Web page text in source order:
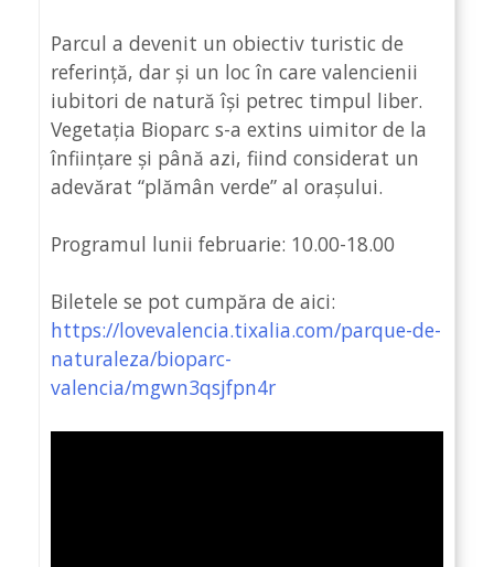
Parcul a devenit un obiectiv turistic de
referință, dar și un loc în care valencienii
iubitori de natură își petrec timpul liber.
Vegetația Bioparc s-a extins uimitor de la
înființare și până azi, fiind considerat un
adevărat “plămân verde” al orașului.
Programul lunii februarie: 10.00-18.00
Biletele se pot cumpăra de aici:
https://lovevalencia.tixalia.com/parque-de-
naturaleza/bioparc-
valencia/mgwn3qsjfpn4r